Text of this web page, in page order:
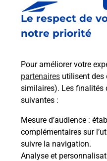
Le respect de
notre priorité
Pour améliorer votre
partenaires utilisent des
similaires). Les finalités
suivantes :
Mesure d’audience :
complémentaires sur
suivre la navigation.
Analyse et
Questions
posées
La téléassistance
médaillon
c’est ?
Comment
téléassistance